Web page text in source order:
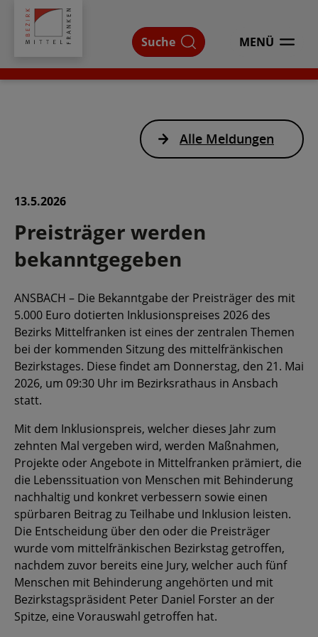
Bezirk
Mittelfranken
Suche
MENÜ
Alle Meldungen
13.5.2026
Preisträger werden
bekanntgegeben
ANSBACH – Die Bekanntgabe der Preisträger des mit
5.000 Euro dotierten Inklusionspreises 2026 des
Bezirks Mittelfranken ist eines der zentralen Themen
bei der kommenden Sitzung des mittelfränkischen
Bezirkstages. Diese findet am Donnerstag, den 21. Mai
2026, um 09:30 Uhr im Bezirksrathaus in Ansbach
statt.
Mit dem Inklusionspreis, welcher dieses Jahr zum
zehnten Mal vergeben wird, werden Maßnahmen,
Projekte oder Angebote in Mittelfranken prämiert, die
die Lebenssituation von Menschen mit Behinderung
nachhaltig und konkret verbessern sowie einen
spürbaren Beitrag zu Teilhabe und Inklusion leisten.
Die Entscheidung über den oder die Preisträger
wurde vom mittelfränkischen Bezirkstag getroffen,
nachdem zuvor bereits eine Jury, welcher auch fünf
Menschen mit Behinderung angehörten und mit
Bezirkstagspräsident Peter Daniel Forster an der
Spitze, eine Vorauswahl getroffen hat.